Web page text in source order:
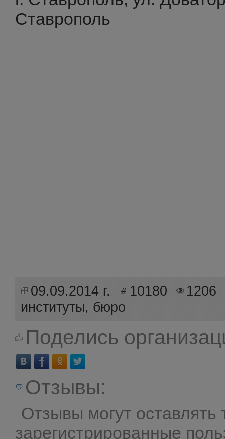
Ставрополь
09.09.2014 г. 10180
1206
институты, бюро
Поделись
Отзывы:
Отзывы могут оставлять
зарегистрированные